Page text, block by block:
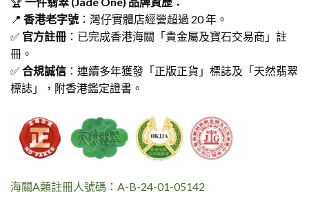
📍 香港老字號 ：灣仔實體店經營超過 20 年。
✅ 官方註冊 ：已完成香港海關「貴金屬及寶石交易商」註
冊。
✅ 合規誠信 ：連續多年獲發「正版正貨」標誌及「天然翡翠
標誌」，附香港鑑定證書。
海關A類註冊人號碼：A-B-24-01-05142